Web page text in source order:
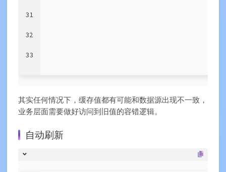
31
32
33
其实任何情况下，缓存值都有可能和数据源出现不一致，
业务层面需要做好访问到旧值的容错逻辑。
自动刷新